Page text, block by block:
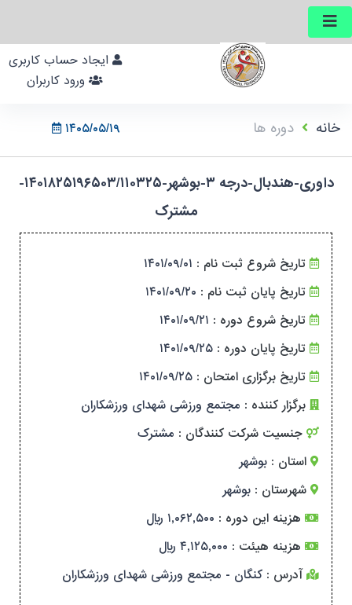
۱۴۰۵/۰۵/۱۹ خانه دوره ها
داوری-هندبال-درجه ۳-بوشهر-۱۴۰۱۸۲۵۱۹۶۵۰۳/۱۱۰۳۲۵-
مشترک
تاریخ شروع ثبت نام : ۱۴۰۱/۰۹/۰۱
تاریخ پایان ثبت نام : ۱۴۰۱/۰۹/۲۰
تاریخ شروع دوره : ۱۴۰۱/۰۹/۲۱
تاریخ پایان دوره : ۱۴۰۱/۰۹/۲۵
تاریخ برگزاری امتحان : ۱۴۰۱/۰۹/۲۵
برگزار کننده : مجتمع ورزشی شهدای ورزشکاران
جنسیت شرکت کنندگان : مشترک
استان : بوشهر
شهرستان : بوشهر
هزینه این دوره : ۱,۰۶۲,۵۰۰ ریال
هزینه هیئت : ۴,۱۲۵,۰۰۰ ریال
آدرس : کنگان - مجتمع ورزشی شهدای ورزشکاران